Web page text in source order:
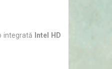
integrată
Intel HD